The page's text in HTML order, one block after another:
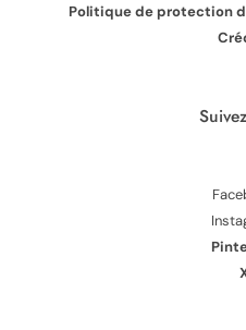
Politique de protection